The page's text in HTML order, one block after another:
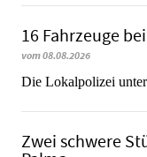
16 Fahrzeuge
vom 08.08.2026
Die Lokalpolizei
Zwei schwere